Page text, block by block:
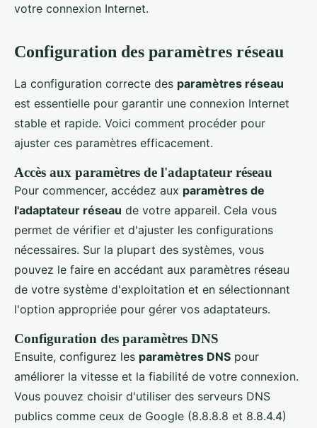
votre connexion Internet.
Configuration des paramètres réseau
La configuration correcte des paramètres réseau
est essentielle pour garantir une connexion Internet
stable et rapide. Voici comment procéder pour
ajuster ces paramètres efficacement.
Accès aux paramètres de l'adaptateur réseau
Pour commencer, accédez aux paramètres de
l'adaptateur réseau de votre appareil. Cela vous
permet de vérifier et d'ajuster les configurations
nécessaires. Sur la plupart des systèmes, vous
pouvez le faire en accédant aux paramètres réseau
de votre système d'exploitation et en sélectionnant
l'option appropriée pour gérer vos adaptateurs.
Configuration des paramètres DNS
Ensuite, configurez les paramètres DNS pour
améliorer la vitesse et la fiabilité de votre connexion.
Vous pouvez choisir d'utiliser des serveurs DNS
publics comme ceux de Google (8.8.8.8 et 8.8.4.4)